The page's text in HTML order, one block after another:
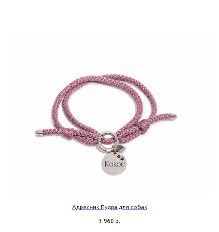
Адресник Пудра для собак
3 960 р.